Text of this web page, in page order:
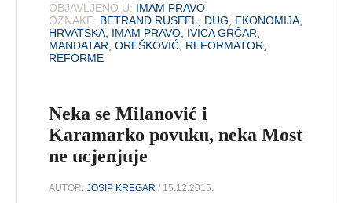
OBJAVLJENO U: IMAM PRAVO
OZNAKE: BETRAND RUSEEL DUG EKONOMIJA
HRVATSKA IMAM PRAVO IVICA GRČAR
MANDATAR ,OREŠKOVIĆ REFORMATOR
REFORME
Neka se Milanović i
Karamarko povuku, neka Most
ne ucjenjuje
AUTOR:JOSIP KREGAR / 15.12.2015.